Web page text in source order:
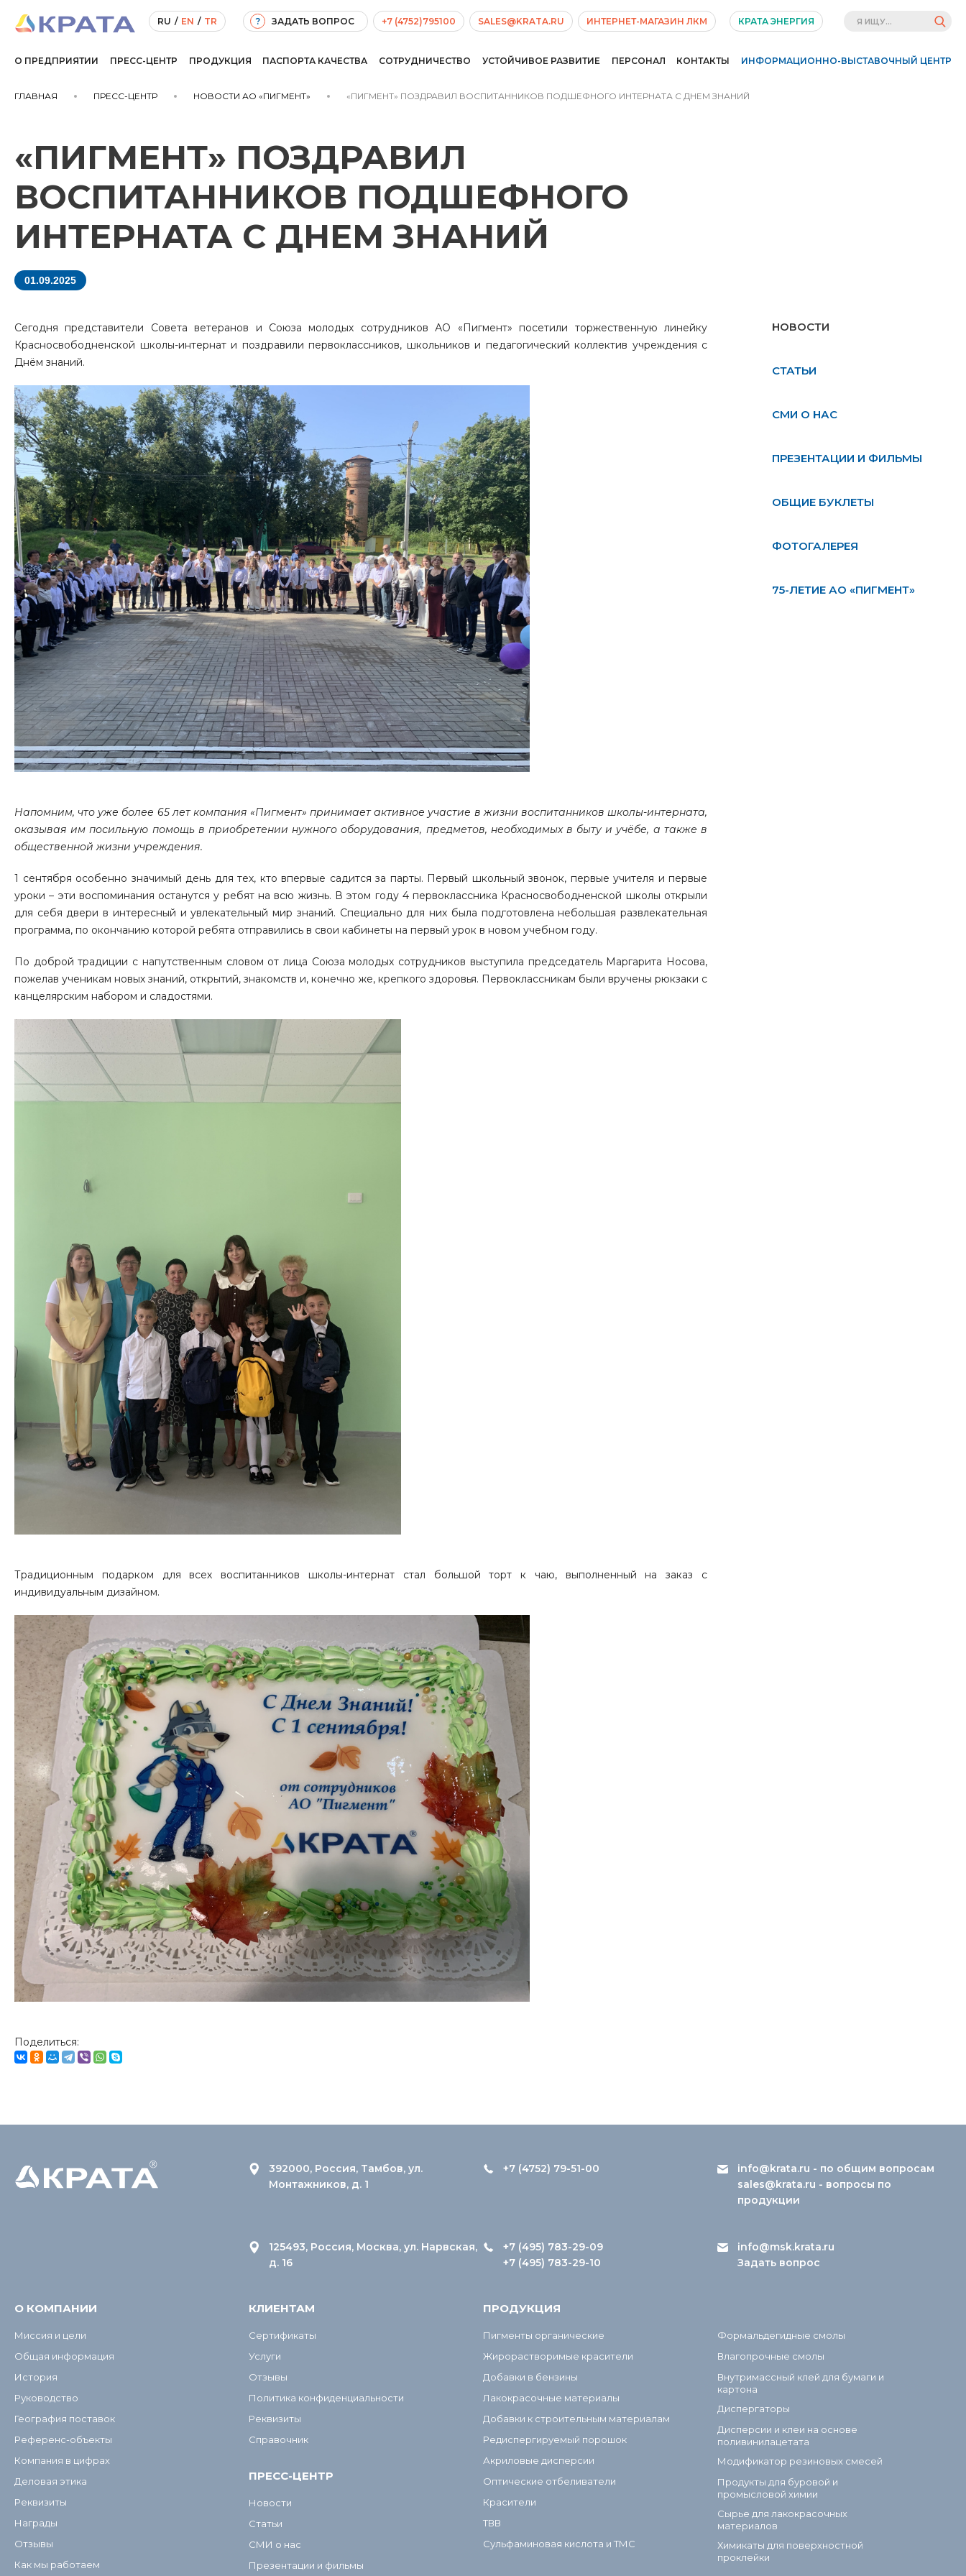
RU / EN / TR ? ЗАДАТЬ ВОПРОС +7 (4752)795100 SALES@KRATA.RU ИНТЕРНЕТ-МАГАЗИН ЛКМ КРАТА ЭНЕРГИЯ
О ПРЕДПРИЯТИИ ПРЕСС-ЦЕНТР ПРОДУКЦИЯ ПАСПОРТА КАЧЕСТВА СОТРУДНИЧЕСТВО УСТОЙЧИВОЕ РАЗВИТИЕ ПЕРСОНАЛ КОНТАКТЫ ИНФОРМАЦИОННО-ВЫСТАВОЧНЫЙ ЦЕНТР
ГЛАВНАЯ ПРЕСС-ЦЕНТР НОВОСТИ АО «ПИГМЕНТ» «ПИГМЕНТ» ПОЗДРАВИЛ ВОСПИТАННИКОВ ПОДШЕФНОГО ИНТЕРНАТА С ДНЕМ ЗНАНИЙ
«ПИГМЕНТ» ПОЗДРАВИЛ
ВОСПИТАННИКОВ ПОДШЕФНОГО
ИНТЕРНАТА С ДНЕМ ЗНАНИЙ
01.09.2025
Сегодня представители Совета ветеранов и Союза молодых сотрудников АО «Пигмент» посетили торжественную линейку
Красносвободненской школы-интернат и поздравили первоклассников, школьников и педагогический коллектив учреждения с
Днём знаний.
Напомним, что уже более 65 лет компания «Пигмент» принимает активное участие в жизни воспитанников школы-интерната,
оказывая им посильную помощь в приобретении нужного оборудования, предметов, необходимых в быту и учёбе, а также в
общественной жизни учреждения.
1 сентября особенно значимый день для тех, кто впервые садится за парты. Первый школьный звонок, первые учителя и первые
уроки – эти воспоминания останутся у ребят на всю жизнь. В этом году 4 первоклассника Красносвободненской школы открыли
для себя двери в интересный и увлекательный мир знаний. Специально для них была подготовлена небольшая развлекательная
программа, по окончанию которой ребята отправились в свои кабинеты на первый урок в новом учебном году.
По доброй традиции с напутственным словом от лица Союза молодых сотрудников выступила председатель Маргарита Носова,
пожелав ученикам новых знаний, открытий, знакомств и, конечно же, крепкого здоровья. Первоклассникам были вручены рюкзаки с
канцелярским набором и сладостями.
Традиционным подарком для всех воспитанников школы-интернат стал большой торт к чаю, выполненный на заказ с
индивидуальным дизайном.
Поделиться:
НОВОСТИ
СТАТЬИ
СМИ О НАС
ПРЕЗЕНТАЦИИ И ФИЛЬМЫ
ОБЩИЕ БУКЛЕТЫ
ФОТОГАЛЕРЕЯ
75-ЛЕТИЕ АО «ПИГМЕНТ»
392000, Россия, Тамбов, ул.
Монтажников, д. 1
+7 (4752) 79-51-00 info@krata.ru - по общим вопросам
sales@krata.ru - вопросы по
продукции
125493, Россия, Москва, ул. Нарвская,
д. 16
+7 (495) 783-29-09
+7 (495) 783-29-10
info@msk.krata.ru
Задать вопрос
О КОМПАНИИ
Миссия и цели
Общая информация
История
Руководство
География поставок
Референс-объекты
Компания в цифрах
Деловая этика
Реквизиты
Награды
Отзывы
Как мы работаем
КЛИЕНТАМ
Сертификаты
Услуги
Отзывы
Политика конфиденциальности
Реквизиты
Справочник
ПРЕСС-ЦЕНТР
Новости
Статьи
СМИ о нас
Презентации и фильмы
ПРОДУКЦИЯ
Пигменты органические
Жирорастворимые красители
Добавки в бензины
Лакокрасочные материалы
Добавки к строительным материалам
Редиспергируемый порошок
Акриловые дисперсии
Оптические отбеливатели
Красители
ТВВ
Сульфаминовая кислота и ТМС
Формальдегидные смолы
Влагопрочные смолы
Внутримассный клей для бумаги и
картона
Диспергаторы
Дисперсии и клеи на основе
поливинилацетата
Модификатор резиновых смесей
Продукты для буровой и
промысловой химии
Сырье для лакокрасочных
материалов
Химикаты для поверхностной
проклейки